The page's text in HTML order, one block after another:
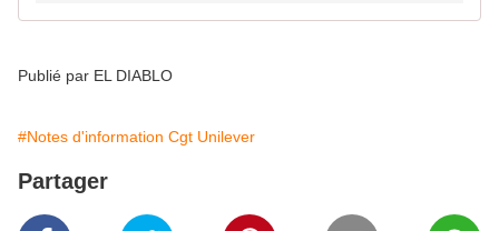
Publié par EL DIABLO
#Notes d'information Cgt Unilever
Partager